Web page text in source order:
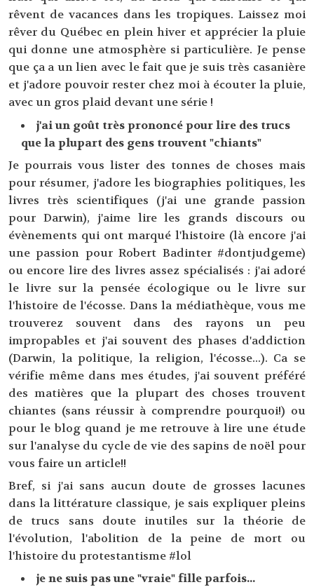
rêvent de vacances dans les tropiques. Laissez moi
rêver du Québec en plein hiver et apprécier la pluie
qui donne une atmosphère si particulière. Je pense
que ça a un lien avec le fait que je suis très casanière
et j'adore pouvoir rester chez moi à écouter la pluie,
avec un gros plaid devant une série !
j'ai un goût très prononcé pour lire des trucs
que la plupart des gens trouvent "chiants"
Je pourrais vous lister des tonnes de choses mais
pour résumer, j'adore les biographies politiques, les
livres très scientifiques (j'ai une grande passion
pour Darwin), j'aime lire les grands discours ou
évènements qui ont marqué l'histoire (là encore j'ai
une passion pour Robert Badinter #dontjudgeme)
ou encore lire des livres assez spécialisés : j'ai adoré
le livre sur la pensée écologique ou le livre sur
l'histoire de l'écosse. Dans la médiathèque, vous me
trouverez souvent dans des rayons un peu
impropables et j'ai souvent des phases d'addiction
(Darwin, la politique, la religion, l'écosse...). Ca se
vérifie même dans mes études, j'ai souvent préféré
des matières que la plupart des choses trouvent
chiantes (sans réussir à comprendre pourquoi!) ou
pour le blog quand je me retrouve à lire une étude
sur l'analyse du cycle de vie des sapins de noël pour
vous faire un article!!
Bref, si j'ai sans aucun doute de grosses lacunes
dans la littérature classique, je sais expliquer pleins
de trucs sans doute inutiles sur la théorie de
l'évolution, l'abolition de la peine de mort ou
l'histoire du protestantisme #lol
je ne suis pas une "vraie" fille parfois...